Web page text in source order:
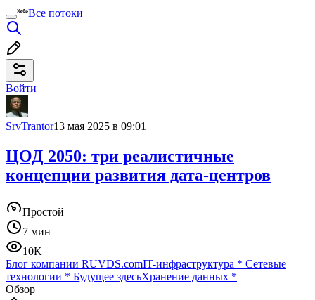
Все потоки
Войти
SrvTrantor13 мая 2025 в 09:01
ЦОД 2050: три реалистичные
концепции развития дата-центров
Простой
7 мин
10K
Блог компании RUVDS.comIT-инфраструктура * Сетевые
технологии * Будущее здесьХранение данных *
Обзор